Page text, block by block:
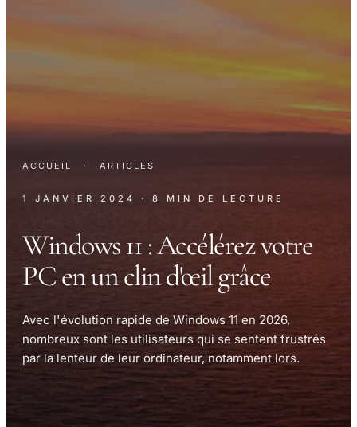
ACCUEIL · ARTICLES
1 JANVIER 2024 · 8 MIN DE LECTURE
Windows 11 : Accélérez votre
PC en un clin d'œil grâce
Avec l'évolution rapide de Windows 11 en 2026,
nombreux sont les utilisateurs qui se sentent frustrés
par la lenteur de leur ordinateur, notamment lors.